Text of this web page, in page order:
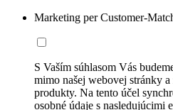
Marketing per Customer-
S Vaším súhlasom Vás
mimo našej webovej stránky
produkty. Na tento účel
osobné údaje s nasledujúcimi